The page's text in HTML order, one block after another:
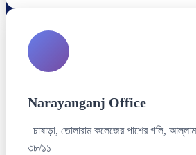
Narayanganj Office
চাষাড়া, তোলারাম কলেজের পাশের গলি,
৩৮/১১